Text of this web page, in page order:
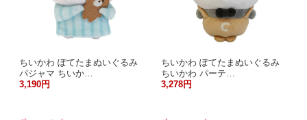
ちいかわ ぽてたまぬいぐるみ
パジャマ ちいか…
3,190円
ちいかわ ぽてたまぬいぐるみ
ちいかわ パーテ…
3,278円